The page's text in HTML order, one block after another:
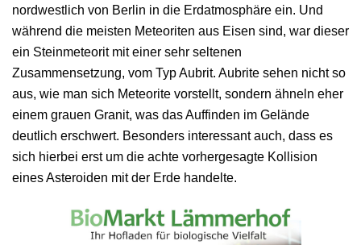
nordwestlich von Berlin in die Erdatmosphäre ein. Und
während die meisten Meteoriten aus Eisen sind, war dieser
ein Steinmeteorit mit einer sehr seltenen
Zusammensetzung, vom Typ Aubrit. Aubrite sehen nicht so
aus, wie man sich Meteorite vorstellt, sondern ähneln eher
einem grauen Granit, was das Auffinden im Gelände
deutlich erschwert. Besonders interessant auch, dass es
sich hierbei erst um die achte vorhergesagte Kollision
eines Asteroiden mit der Erde handelte.